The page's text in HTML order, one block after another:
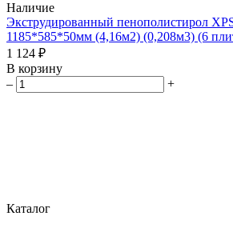
Наличие
Экструдированный пенополистирол
1185*585*50мм (4,16м2) (0,208м3) (6
1 124 ₽
В корзину
–
+
Каталог